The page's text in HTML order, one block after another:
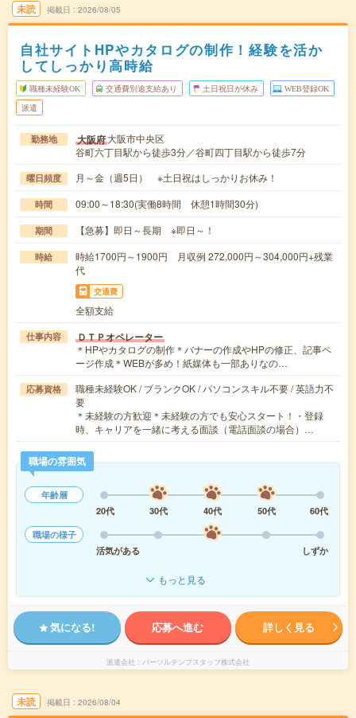
未読 掲載日 2026/08/05
自社サイトHPやカタログの制作！経験を活か
してしっかり高時給
職種未経験OK 交通費別途支給あり 土日祝日が休み WEB登録OK
派遣
勤務地 大阪府大阪市中央区
谷町六丁目駅から徒歩3分／谷町四丁目駅から徒歩7分
曜日頻度 月～金（週5日） ※土日祝はしっかりお休み！
時間 09:00～18:30(実働8時間 休憩1時間30分)
期間 【急募】即日～長期 ※即日～！
時給
時給1700円～1900円 月収例 272,000円～304,000円+残業
代
交通費
全額支給
仕事内容 ＤＴＰオペレーター
＊HPやカタログの制作＊バナーの作成やHPの修正、記事ペ
ージ作成＊WEBが多め！紙媒体も一部ありなの…
応募資格
職種未経験OK / ブランクOK / パソコンスキル不要 / 英語力不
要
＊未経験の方歓迎＊未経験の方でも安心スタート！・登録
時、キャリアを一緒に考える面談（電話面談の場合）…
職場の雰囲気
年齢層
20代
30代 40代 50代
60代
職場の様子
活気がある
しずか
もっと見る
気になる! 応募へ進む 詳しく見る
派遣会社 パーソルテンプスタッフ株式会社
未読 掲載日 2026/08/04